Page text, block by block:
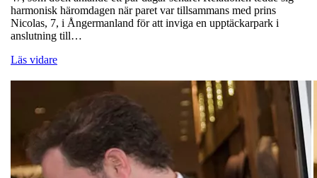
harmonisk häromdagen när paret var tillsammans med prins
Nicolas, 7, i Ångermanland för att inviga en upptäckarpark i
anslutning till…
Läs vidare